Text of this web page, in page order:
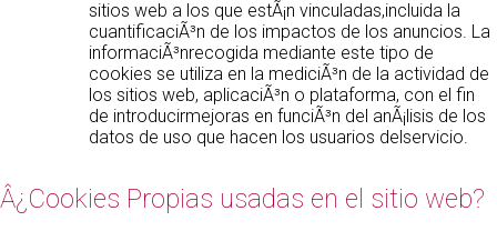
sitios web a los que estÃ¡n vinculadas,incluida la
cuantificaciÃ³n de los impactos de los anuncios. La
informaciÃ³nrecogida mediante este tipo de
cookies se utiliza en la mediciÃ³n de la actividad de
los sitios web, aplicaciÃ³n o plataforma, con el fin
de introducirmejoras en funciÃ³n del anÃ¡lisis de los
datos de uso que hacen los usuarios delservicio.
Â¿Cookies Propias usadas en el sitio web?